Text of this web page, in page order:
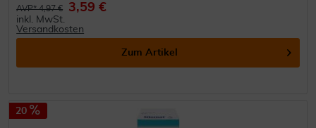
AVP* 4,97 € 3,59 €
inkl. MwSt.
Versandkosten
Zum Artikel
20